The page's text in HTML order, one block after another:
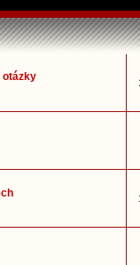
otázky